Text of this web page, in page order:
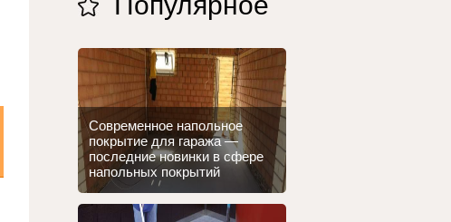
Современное напольное
покрытие для гаража —
последние новинки в сфере
напольных покрытий